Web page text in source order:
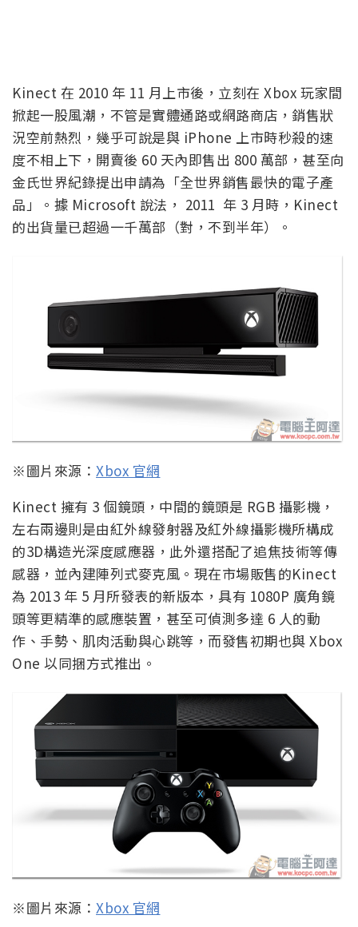
Kinect 在 2010 年 11 月上市後，立刻在 Xbox 玩家間
掀起一股風潮，不管是實體通路或網路商店，銷售狀
況空前熱烈，幾乎可說是與 iPhone 上市時秒殺的速
度不相上下，開賣後 60 天內即售出 800 萬部，甚至向
金氏世界紀錄提出申請為「全世界銷售最快的電子產
品」。據 Microsoft 說法， 2011 年 3 月時，Kinect
的出貨量已超過一千萬部（對，不到半年）。
※圖片來源： Xbox 官網
Kinect 擁有 3 個鏡頭，中間的鏡頭是 RGB 攝影機，
左右兩邊則是由紅外線發射器及紅外線攝影機所構成
的3D構造光深度感應器，此外還搭配了追焦技術等傳
感器，並內建陣列式麥克風。現在市場販售的Kinect
為 2013 年 5 月所發表的新版本，具有 1080P 廣角鏡
頭等更精準的感應裝置，甚至可偵測多達 6 人的動
作、手勢、肌肉活動與心跳等，而發售初期也與 Xbox
One 以同捆方式推出。
※圖片來源： Xbox 官網